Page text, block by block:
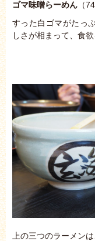
ゴマ味噌らーめん （
すった白ゴマがたっ
しさが相まって、食欲
上の三つのラーメン